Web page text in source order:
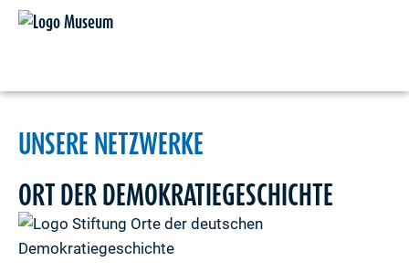
UNSERE NETZWERKE
ORT DER DEMOKRATIEGESCHICHTE